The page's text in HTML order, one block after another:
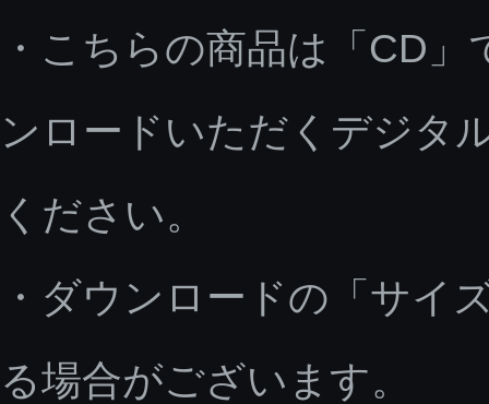
・こちらの商品は「CD
ンロードいただくデジタ
ください。
・ダウンロードの「サイ
る場合がございます。